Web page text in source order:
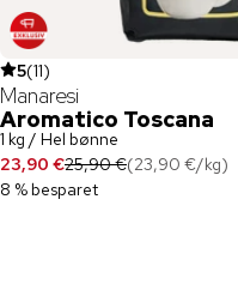
5(11)
Manaresi
Aromatico Toscana
1 kg / Hel bønne
23,90 €25,90 €(23,90 €/kg)
8 % besparet